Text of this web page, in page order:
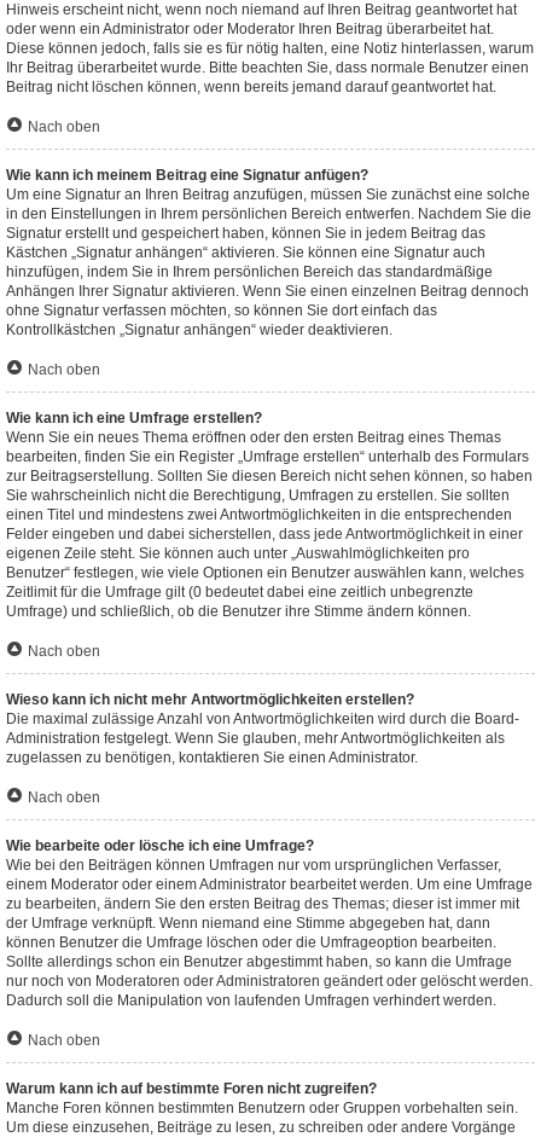
Hinweis erscheint nicht, wenn noch niemand auf Ihren Beitrag geantwortet hat
oder wenn ein Administrator oder Moderator Ihren Beitrag überarbeitet hat.
Diese können jedoch, falls sie es für nötig halten, eine Notiz hinterlassen, warum
Ihr Beitrag überarbeitet wurde. Bitte beachten Sie, dass normale Benutzer einen
Beitrag nicht löschen können, wenn bereits jemand darauf geantwortet hat.
Nach oben
Wie kann ich meinem Beitrag eine Signatur anfügen?
Um eine Signatur an Ihren Beitrag anzufügen, müssen Sie zunächst eine solche
in den Einstellungen in Ihrem persönlichen Bereich entwerfen. Nachdem Sie die
Signatur erstellt und gespeichert haben, können Sie in jedem Beitrag das
Kästchen „Signatur anhängen“ aktivieren. Sie können eine Signatur auch
hinzufügen, indem Sie in Ihrem persönlichen Bereich das standardmäßige
Anhängen Ihrer Signatur aktivieren. Wenn Sie einen einzelnen Beitrag dennoch
ohne Signatur verfassen möchten, so können Sie dort einfach das
Kontrollkästchen „Signatur anhängen“ wieder deaktivieren.
Nach oben
Wie kann ich eine Umfrage erstellen?
Wenn Sie ein neues Thema eröffnen oder den ersten Beitrag eines Themas
bearbeiten, finden Sie ein Register „Umfrage erstellen“ unterhalb des Formulars
zur Beitragserstellung. Sollten Sie diesen Bereich nicht sehen können, so haben
Sie wahrscheinlich nicht die Berechtigung, Umfragen zu erstellen. Sie sollten
einen Titel und mindestens zwei Antwortmöglichkeiten in die entsprechenden
Felder eingeben und dabei sicherstellen, dass jede Antwortmöglichkeit in einer
eigenen Zeile steht. Sie können auch unter „Auswahlmöglichkeiten pro
Benutzer“ festlegen, wie viele Optionen ein Benutzer auswählen kann, welches
Zeitlimit für die Umfrage gilt (0 bedeutet dabei eine zeitlich unbegrenzte
Umfrage) und schließlich, ob die Benutzer ihre Stimme ändern können.
Nach oben
Wieso kann ich nicht mehr Antwortmöglichkeiten erstellen?
Die maximal zulässige Anzahl von Antwortmöglichkeiten wird durch die Board-
Administration festgelegt. Wenn Sie glauben, mehr Antwortmöglichkeiten als
zugelassen zu benötigen, kontaktieren Sie einen Administrator.
Nach oben
Wie bearbeite oder lösche ich eine Umfrage?
Wie bei den Beiträgen können Umfragen nur vom ursprünglichen Verfasser,
einem Moderator oder einem Administrator bearbeitet werden. Um eine Umfrage
zu bearbeiten, ändern Sie den ersten Beitrag des Themas; dieser ist immer mit
der Umfrage verknüpft. Wenn niemand eine Stimme abgegeben hat, dann
können Benutzer die Umfrage löschen oder die Umfrageoption bearbeiten.
Sollte allerdings schon ein Benutzer abgestimmt haben, so kann die Umfrage
nur noch von Moderatoren oder Administratoren geändert oder gelöscht werden.
Dadurch soll die Manipulation von laufenden Umfragen verhindert werden.
Nach oben
Warum kann ich auf bestimmte Foren nicht zugreifen?
Manche Foren können bestimmten Benutzern oder Gruppen vorbehalten sein.
Um diese einzusehen, Beiträge zu lesen, zu schreiben oder andere Vorgänge